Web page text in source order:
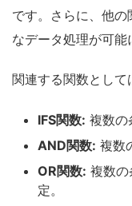
です。さらに、他
なデータ処理が可能
関連する関数として
IFS関数: 複数の
AND関数: 複数
OR関数: 複数
定。